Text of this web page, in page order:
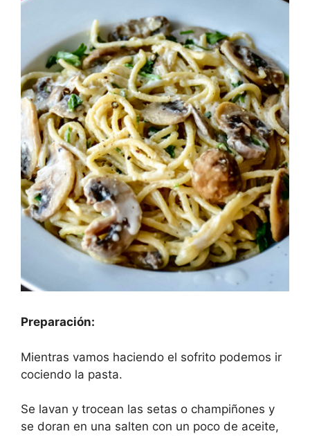
Preparación:
Mientras vamos haciendo el sofrito podemos ir
cociendo la pasta.
Se lavan y trocean las setas o champiñones y
se doran en una salten con un poco de aceite,